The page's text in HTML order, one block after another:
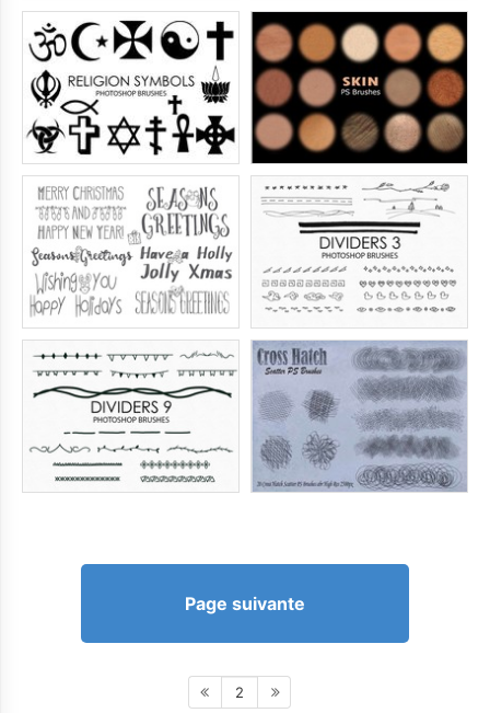
Page suivante
2